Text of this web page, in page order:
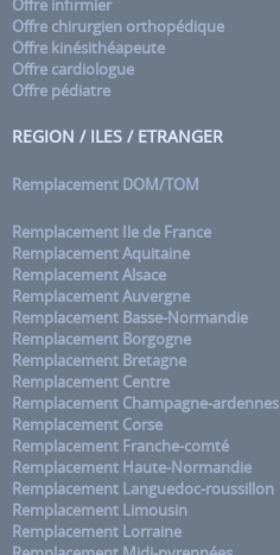
Offre infirmier
Offre chirurgien orthopédique
Offre kinésithéapeute
Offre cardiologue
Offre pédiatre
REGION / ILES / ETRANGER
Remplacement DOM/TOM
Remplacement Ile de France
Remplacement Aquitaine
Remplacement Alsace
Remplacement Auvergne
Remplacement Basse-Normandie
Remplacement Borgogne
Remplacement Bretagne
Remplacement Centre
Remplacement Champagne-ardennes
Remplacement Corse
Remplacement Franche-comté
Remplacement Haute-Normandie
Remplacement Languedoc-roussillon
Remplacement Limousin
Remplacement Lorraine